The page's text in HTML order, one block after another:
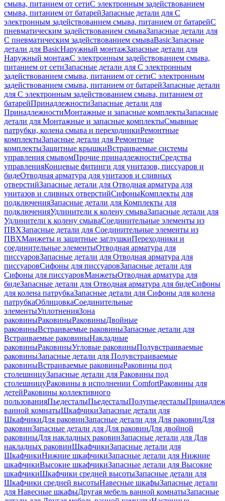
смыва, питанием от сетиС электронным задействованием
смыва, питанием от батарейЗапасные детали для С
электронным задействованием смыва, питанием от батарейС
пневматическим задействованием смываЗапасные детали для
С пневматическим задействованием смываBasicЗапасные
детали для BasicНаружный монтажЗапасные детали для
Наружный монтажС электронным задействованием смыва,
питанием от сетиЗапасные детали для С электронным
задействованием смыва, питанием от сетиС электронным
задействованием смыва, питанием от батарейЗапасные детали
для С электронным задействованием смыва, питанием от
батарейПринадлежностиЗапасные детали для
ПринадлежностиМонтажные и запасные комплектыЗапасные
детали для Монтажные и запасные комплектыСмывные
патрубки, колена смыва и переходникиРемонтные
комплектыЗапасные детали для Ремонтные
комплектыЗащитные крышкиВстраиваемые системы
управления смывомПрочие принадлежностиСредства
управленияКонцевые фитинги для унитазов, писсуаров и
бидеОтводная арматура для унитазов и сливных
отверстийЗапасные детали для Отводная арматура для
унитазов и сливных отверстийСифоныКомплекты для
подключенияЗапасные детали для Комплекты для
подключенияУдлинители к колену смываЗапасные детали для
Удлинители к колену смываСоединительные элементы из
ПВХЗапасные детали для Соединительные элементы из
ПВХМанжеты и защитные заглушкиПереходники и
соединительные элементыОтводная арматура для
писсуаровЗапасные детали для Отводная арматура для
писсуаровCифоны для писсуаровЗапасные детали для
Cифоны для писсуаровМанжетыОтводная арматура для
бидеЗапасные детали для Отводная арматура для бидеСифоны
для колена патрубкаЗапасные детали для Сифоны для колена
патрубкаОблицовкаСоединительные
элементыУплотненияЗона
раковиныРаковиныРаковиныДвойные
раковиныВстраиваемые раковиныЗапасные детали для
Встраиваемые раковиныНакладные
раковиныРаковиныУгловые раковиныПолувстраиваемые
раковиныЗапасные детали для Полувстраиваемые
раковиныВстраиваемые раковиныРаковины под
столешницуЗапасные детали для Раковины под
столешницуРаковины в исполнении ComfortPаковины для
детейРаковины коллективного
пользованияПьедесталыПьедесталыПолупьедесталы
ванной комнатыШкафчикиЗапасные детали для
ШкафчикиДля раковинЗапасные детали для Для раковинДля
раковинЗапасные детали для Для раковинДля двойной
раковиныДля накладных pаковинЗапасные детали для Для
накладных pаковинШкафчикиЗапасные детали для
ШкафчикиНижние шкафчикиЗапасные детали для Нижние
шкафчикиВысокие шкафчикиЗапасные детали для Высокие
шкафчикиШкафчики средней высотыЗапасные детали для
Шкафчики средней высотыНавесные шкафыЗапасные детали
для Навесные шкафыДругая мебель ванной комнатыЗапасные